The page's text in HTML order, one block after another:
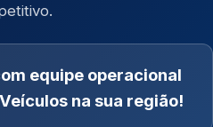
equipe operacional
na sua região!